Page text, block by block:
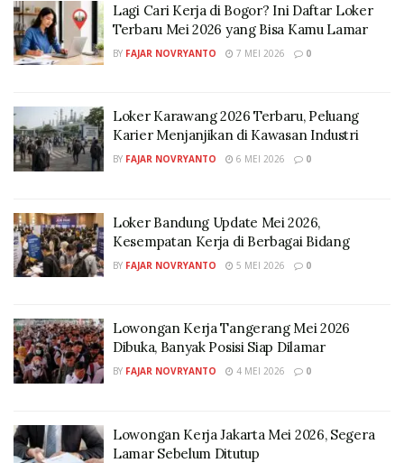
Lagi Cari Kerja di Bogor? Ini Daftar Loker
Terbaru Mei 2026 yang Bisa Kamu Lamar
BY FAJAR NOVRYANTO 7 MEI 2026 0
Loker Karawang 2026 Terbaru, Peluang
Karier Menjanjikan di Kawasan Industri
BY FAJAR NOVRYANTO 6 MEI 2026 0
Loker Bandung Update Mei 2026,
Kesempatan Kerja di Berbagai Bidang
BY FAJAR NOVRYANTO 5 MEI 2026 0
Lowongan Kerja Tangerang Mei 2026
Dibuka, Banyak Posisi Siap Dilamar
BY FAJAR NOVRYANTO 4 MEI 2026 0
Lowongan Kerja Jakarta Mei 2026, Segera
Lamar Sebelum Ditutup